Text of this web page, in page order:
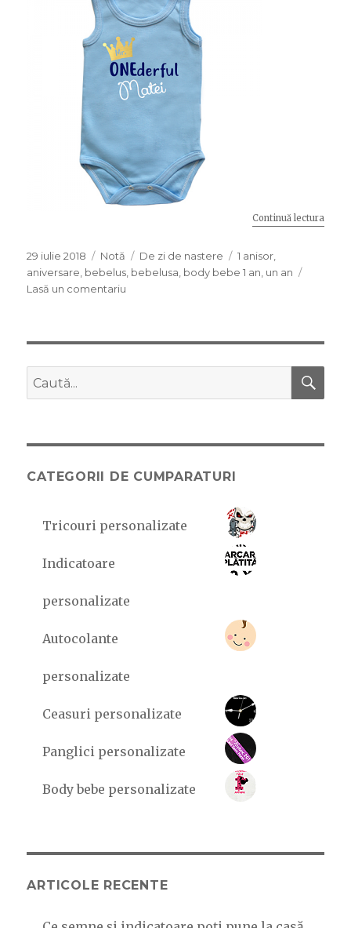
Continuă lectura
Publicat
pe
29 iulie 2018 Format
Notă Categorii
De zi de nastere Etichete
1 anisor
aniversare bebelus bebelusa body bebe 1 an un an
Lasă un comentariu
Caută
după:
CATEGORII DE CUMPARATURI
Tricouri personalizate
Indicatoare
personalizate
Autocolante
personalizate
Ceasuri personalizate
Panglici personalizate
Body bebe personalizate
ARTICOLE RECENTE